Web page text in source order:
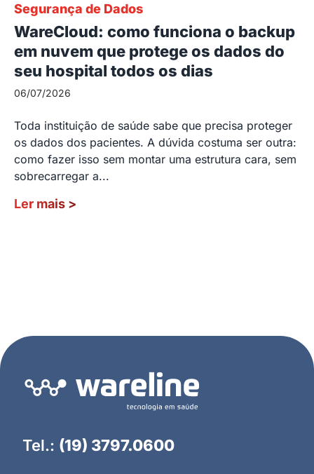
Segurança de Dados
WareCloud: como funciona o backup
em nuvem que protege os dados do
seu hospital todos os dias
06/07/2026
Toda instituição de saúde sabe que precisa proteger
os dados dos pacientes. A dúvida costuma ser outra:
como fazer isso sem montar uma estrutura cara, sem
sobrecarregar a...
Ler mais >
Tel.: (19) 3797.0600